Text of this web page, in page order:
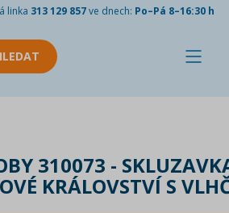
linka 313 129 857ve dnech: Po–Pá 8–16:30 h
310073 -
KRÁLOVSTVÍ S